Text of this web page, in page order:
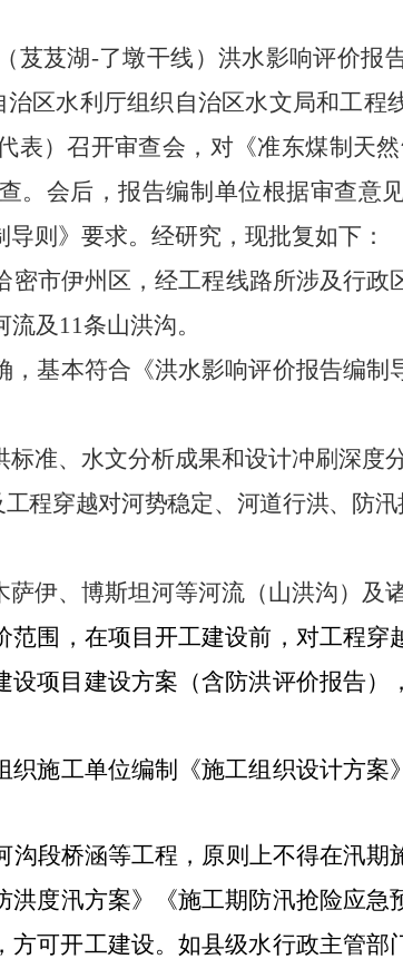
（芨芨湖-了墩干线 ） 洪水影响评价报
治区水利厅组织自治区水文局和工程
表）召开审查会， 对《准东煤制天
。会后，报告编制单位根据审查意
则》要求。经研究，现批复如下：
密市伊州区，经工程线路所涉及行政
流及 11条山洪沟。
基本符合《洪水影响评价报告编
标准、水文分析成果和设计冲刷深度
程穿越对河势稳定、河道行洪、防
萨伊、博斯坦河等河流 （山洪沟） 及
范围，在项目开工建设前，对工程穿
项目建设方案（含防洪评价报告）
施工单位编制《施工组织设计方
沟段桥涵等工程， 原则上不得在汛期
洪度汛方案》《施工期防汛抢险应
可开工建设。如县级水行政主管